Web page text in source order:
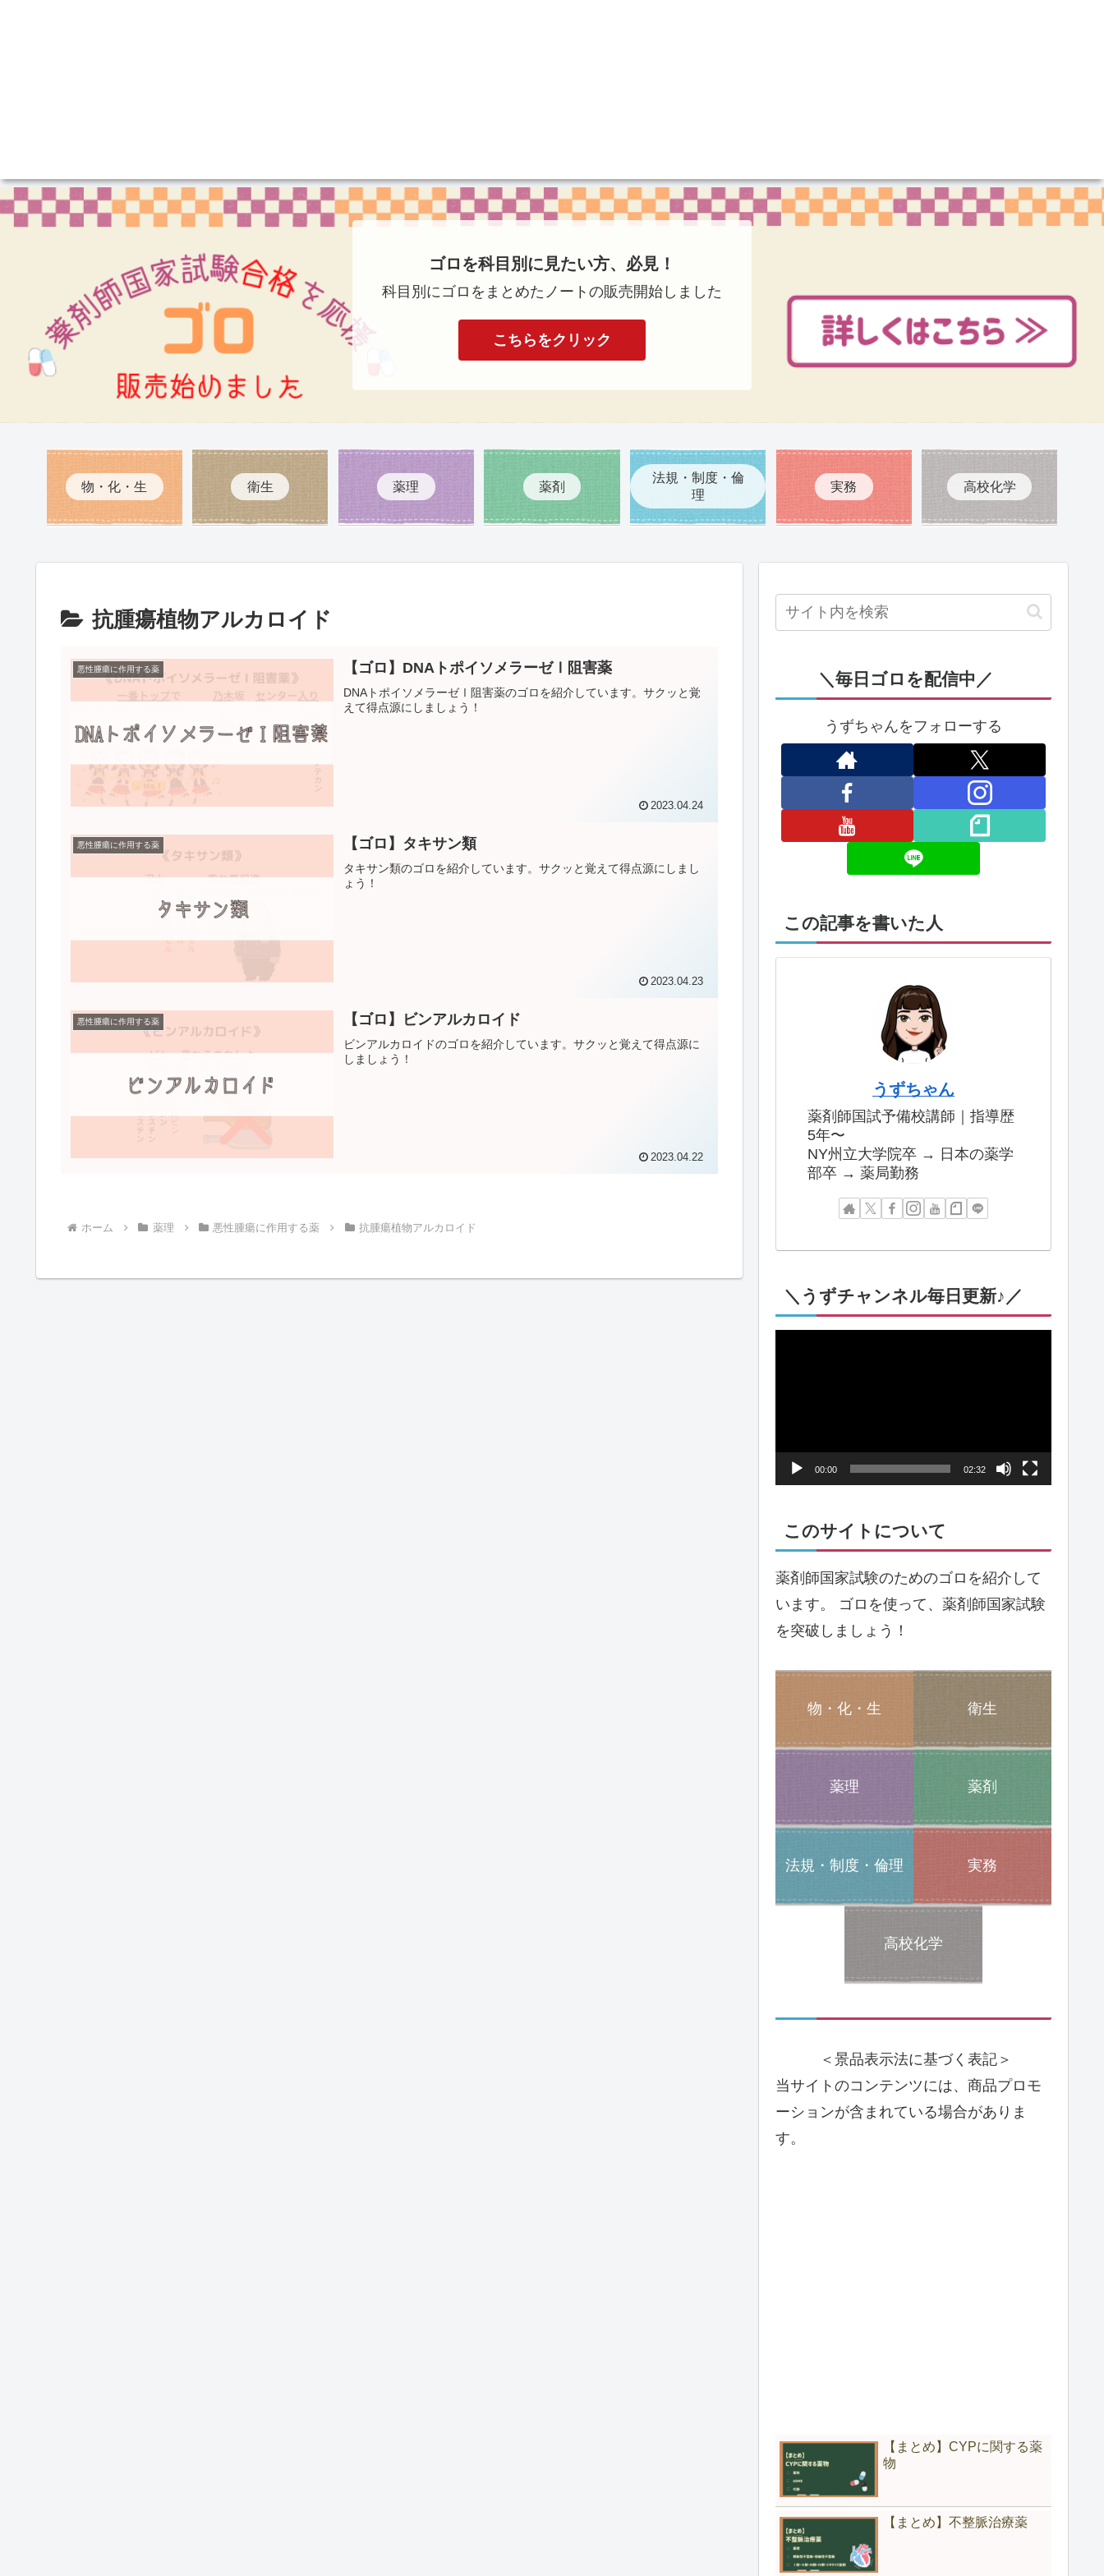
ゴロを科目別に見たい方、必見！
科目別にゴロをまとめたノートの販売開始しました
こちらをクリック
物・化・生 衛生 薬理 薬剤
法規・制度・倫
理
実務 高校化学
抗腫瘍植物アルカロイド
悪性腫瘍に作用する薬 【ゴロ】DNAトポイソメラーゼⅠ阻害薬
DNAトポイソメラーゼⅠ阻害薬のゴロを紹介しています。サクッと覚
えて得点源にしましょう！
2023.04.24
悪性腫瘍に作用する薬 【ゴロ】タキサン類
タキサン類のゴロを紹介しています。サクッと覚えて得点源にしまし
ょう！
2023.04.23
悪性腫瘍に作用する薬 【ゴロ】ビンアルカロイド
ビンアルカロイドのゴロを紹介しています。サクッと覚えて得点源に
しましょう！
2023.04.22
ホーム 薬理 悪性腫瘍に作用する薬 抗腫瘍植物アルカロイド
＼毎日ゴロを配信中／
うずちゃんをフォローする
この記事を書いた人
うずちゃん
薬剤師国試予備校講師｜指導歴
5年〜
NY州立大学院卒 → 日本の薬学
部卒 → 薬局勤務
＼うずチャンネル毎日更新♪／
00:00 02:32
このサイトについて
薬剤師国家試験のためのゴロを紹介して
います。 ゴロを使って、薬剤師国家試験
を突破しましょう！
物・化・生 衛生
薬理 薬剤
法規・制度・倫理 実務
高校化学
＜景品表示法に基づく表記＞
当サイトのコンテンツには、商品プロモ
ーションが含まれている場合がありま
す。
【まとめ】CYPに関する薬
物
【まとめ】不整脈治療薬